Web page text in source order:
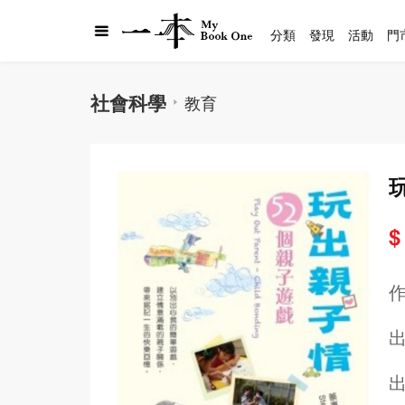
社會科學 教育
分類 發現 活動 門